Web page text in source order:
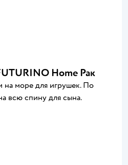
Home Рак
на море для игрушек. По
всю спину для сына.